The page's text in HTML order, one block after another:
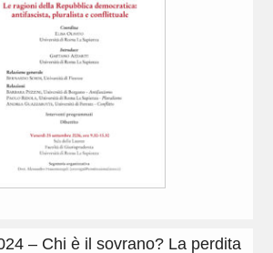
– Chi è il sovrano? La perdita